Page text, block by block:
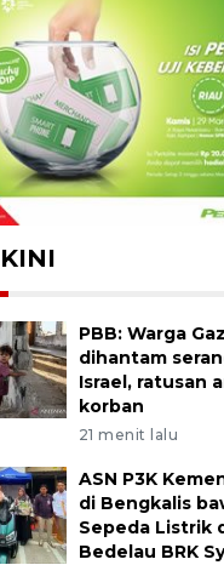
PBB: Warga
dihantam
Israel, ratusan
korban
21 menit lalu
ASN P3K
di Bengkalis
Sepeda Listrik
Bedelau BRK